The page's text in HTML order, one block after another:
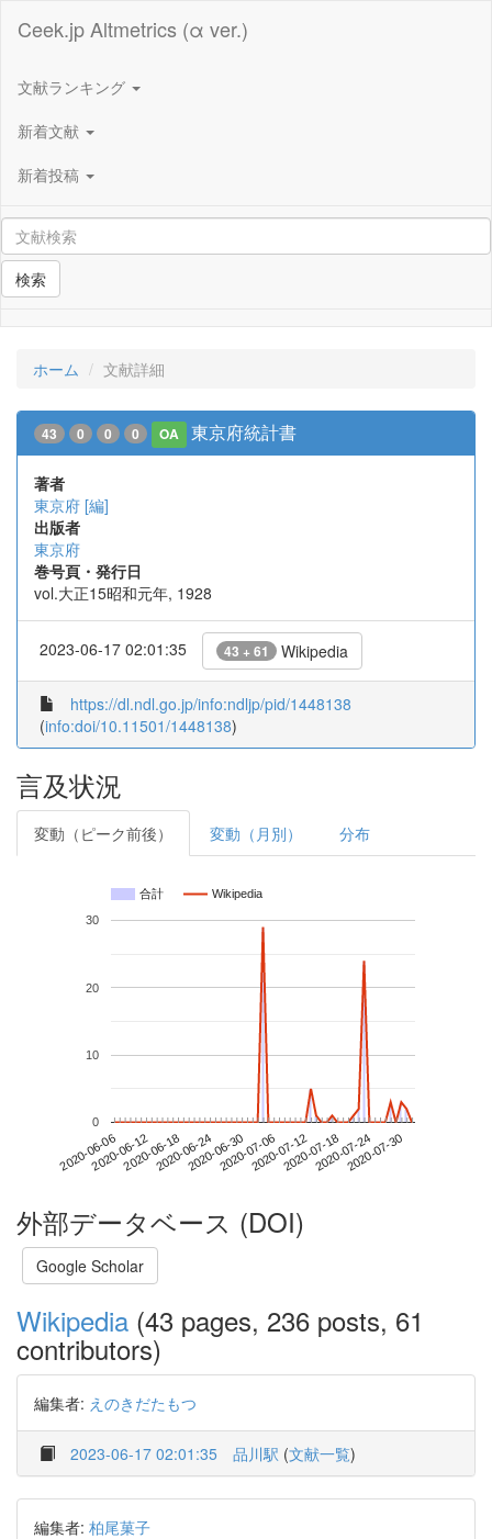
Ceek.jp Altmetrics (α ver.)
文献ランキング
新着文献
新着投稿
検索
ホーム 文献詳細
43 0 0 0 OA 東京府統計書
著者
東京府 [編]
出版者
東京府
巻号頁・発行日
vol.大正15昭和元年, 1928
2023-06-17 02:01:35 43 + 61 Wikipedia
https://dl.ndl.go.jp/info:ndljp/pid/1448138
(info:doi/10.11501/1448138)
言及状況
変動（ピーク前後） 変動（月別） 分布
合計 Wikipedia
2020-06-062020-06-122020-06-182020-06-242020-06-302020-07-062020-07-122020-07-182020-07-242020-07-30
0
10
20
30
外部データベース (DOI)
Google Scholar
Wikipedia (43 pages, 236 posts, 61
contributors)
編集者: えのきだたもつ
2023-06-17 02:01:35 品川駅 (文献一覧)
編集者: 柏尾菓子